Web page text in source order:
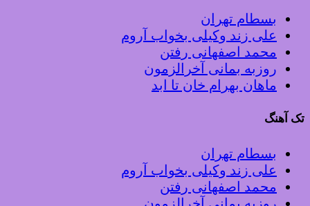
بسطام تهران
علی زند وکیلی بخواب آروم
محمد اصفهانی رفتن
روزبه بمانی آخرالزمون
ماهان بهرام خان تا ابد
تک آهنگ
بسطام تهران
علی زند وکیلی بخواب آروم
محمد اصفهانی رفتن